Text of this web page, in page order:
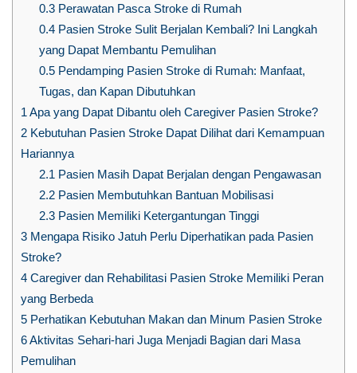
0.3Perawatan Pasca Stroke di Rumah
0.4Pasien Stroke Sulit Berjalan Kembali? Ini Langkah
yang Dapat Membantu Pemulihan
0.5Pendamping Pasien Stroke di Rumah: Manfaat,
Tugas, dan Kapan Dibutuhkan
1 Apa yang Dapat Dibantu oleh Caregiver Pasien Stroke?
2 Kebutuhan Pasien Stroke Dapat Dilihat dari Kemampuan
Hariannya
2.1 Pasien Masih Dapat Berjalan dengan Pengawasan
2.2Pasien Membutuhkan Bantuan Mobilisasi
2.3Pasien Memiliki Ketergantungan Tinggi
3 Mengapa Risiko Jatuh Perlu Diperhatikan pada Pasien
Stroke?
4 Caregiver dan Rehabilitasi Pasien Stroke Memiliki Peran
yang Berbeda
5 Perhatikan Kebutuhan Makan dan Minum Pasien Stroke
6Aktivitas Sehari-hari Juga Menjadi Bagian dari Masa
Pemulihan